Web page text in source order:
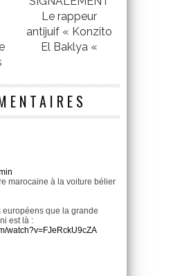
Le rappeur
antijuif « Konzito
El Baklya «
marocaine à la voiture bélier
européens que la grande
est là :
watch?v=FJeRckU9cZA